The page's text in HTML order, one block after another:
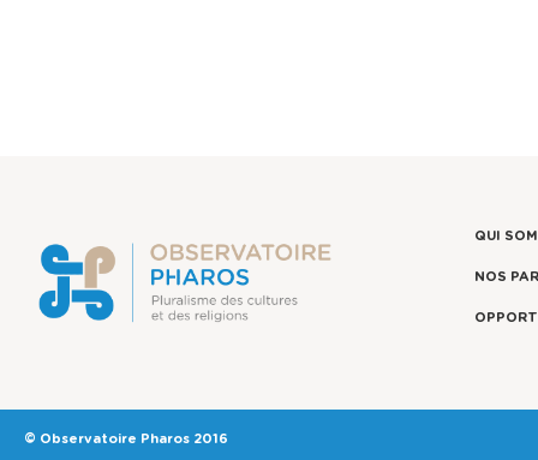
QUI
NOS
© Observatoire Pharos 2016